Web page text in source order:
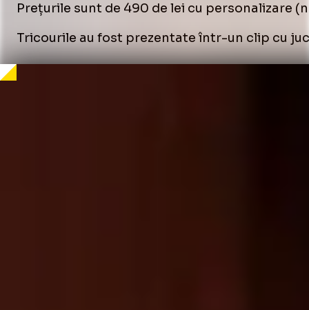
Prețurile sunt de 490 de lei cu personalizare
Tricourile au fost prezentate într-un clip cu